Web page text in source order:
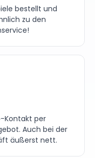
bestellt und
zu den
Kontakt per
Auch bei der
äußerst nett.